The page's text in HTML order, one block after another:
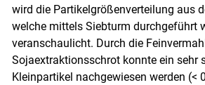
wird die Partikelgrößenverteilung aus
welche mittels Siebturm durchgeführt
veranschaulicht. Durch die
Sojaextraktionsschrot konnte ein sehr
Kleinpartikel nachgewiesen werden (<